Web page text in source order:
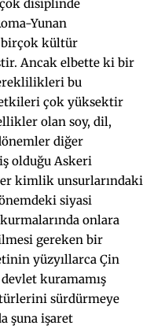
disiplinde
Yunan
birçok kültür
Ancak elbette ki bir
bu
etkileri çok yüksektir
olan soy, dil,
diğer
olduğu Askeri
kimlik unsurlarındaki
siyasi
onlara
gereken bir
yüzyıllarca Çin
devlet kuramamış
sürdürmeye
şuna işaret